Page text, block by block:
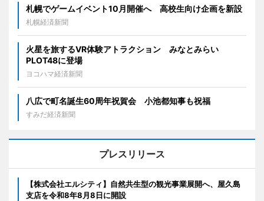
札幌でゲームイベント10月開催へ 高校生向け企画を新設
札幌経済新聞
火星を旅するVR体験アトラクション みなとみらい
PLOT48に登場
ヨコハマ経済新聞
八広で町名誕生60周年祝賀会 小池都知事も祝福
すみだ経済新聞
プレスリリース
【株式会社エルシティ】自然共生型の観光事業展開へ、屋久島
支店を令和8年8月8日に開設